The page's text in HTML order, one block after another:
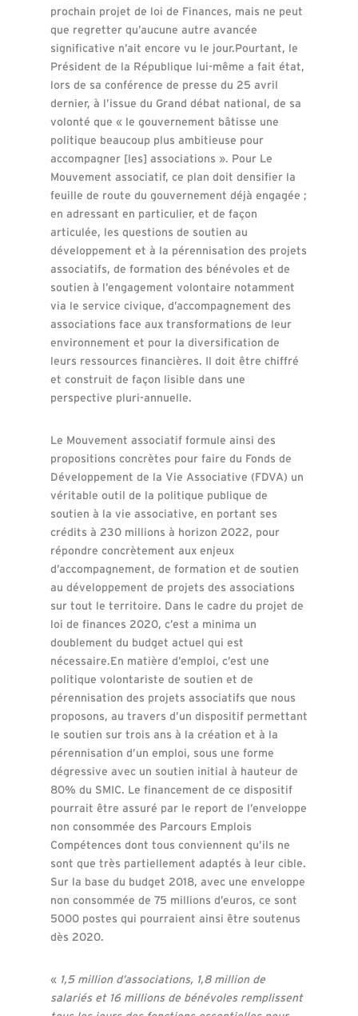
prochain projet de loi de Finances, mais ne peut
que regretter qu’aucune autre avancée
significative n’ait encore vu le jour.Pourtant, le
Président de la République lui-même a fait état,
lors de sa conférence de presse du 25 avril
dernier, à l’issue du Grand débat national, de sa
volonté que « le gouvernement bâtisse une
politique beaucoup plus ambitieuse pour
accompagner [les] associations ». Pour Le
Mouvement associatif, ce plan doit densifier la
feuille de route du gouvernement déjà engagée ;
en adressant en particulier, et de façon
articulée, les questions de soutien au
développement et à la pérennisation des projets
associatifs, de formation des bénévoles et de
soutien à l’engagement volontaire notamment
via le service civique, d’accompagnement des
associations face aux transformations de leur
environnement et pour la diversification de
leurs ressources financières. Il doit être chiffré
et construit de façon lisible dans une
perspective pluri-annuelle.
Le Mouvement associatif formule ainsi des
propositions concrètes pour faire du Fonds de
Développement de la Vie Associative (FDVA) un
véritable outil de la politique publique de
soutien à la vie associative, en portant ses
crédits à 230 millions à horizon 2022, pour
répondre concrètement aux enjeux
d’accompagnement, de formation et de soutien
au développement de projets des associations
sur tout le territoire. Dans le cadre du projet de
loi de finances 2020, c’est a minima un
doublement du budget actuel qui est
nécessaire.En matière d’emploi, c’est une
politique volontariste de soutien et de
pérennisation des projets associatifs que nous
proposons, au travers d’un dispositif permettant
le soutien sur trois ans à la création et à la
pérennisation d’un emploi, sous une forme
dégressive avec un soutien initial à hauteur de
80% du SMIC. Le financement de ce dispositif
pourrait être assuré par le report de l’enveloppe
non consommée des Parcours Emplois
Compétences dont tous conviennent qu’ils ne
sont que très partiellement adaptés à leur cible.
Sur la base du budget 2018, avec une enveloppe
non consommée de 75 millions d’euros, ce sont
5000 postes qui pourraient ainsi être soutenus
dès 2020.
« 1,5 million d’associations, 1,8 million de
salariés et 16 millions de bénévoles remplissent